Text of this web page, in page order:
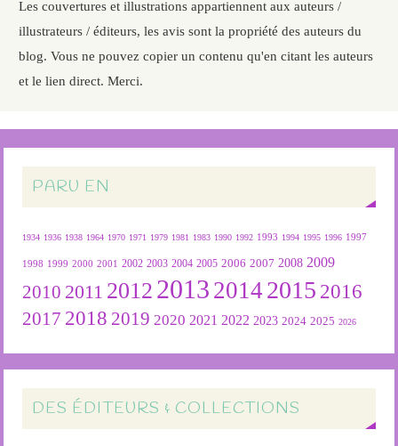
Les couvertures et illustrations appartiennent aux auteurs /
illustrateurs / éditeurs, les avis sont la propriété des auteurs du
blog. Vous ne pouvez copier un contenu qu'en citant les auteurs
et le lien direct. Merci.
PARU EN
1934 1936 1938 1964 1970 1971 1979 1981 1983 1990 1992 1993 1994 1995 1996 1997
1998 1999 2000 2001 2002 2003 2004 2005 2006 2007 2008 2009
2010 2011 2012 2013 2014 2015 2016
2017 2018 2019 2020 2021 2022 2023 2024 2025 2026
DES ÉDITEURS & COLLECTIONS